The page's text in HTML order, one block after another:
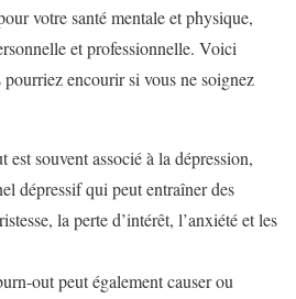
votre santé mentale et physique,
et professionnelle. Voici
encourir si vous ne soignez
souvent associé à la dépression,
dépressif qui peut entraîner des
la perte d’intérêt, l’anxiété et les
out peut également causer ou